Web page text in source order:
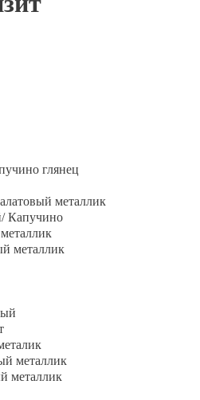
глянец
металлик
Капучино
металлик
металлик
металлик